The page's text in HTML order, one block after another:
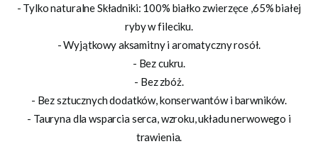
- Tylko naturalne Składniki: 100% białko zwierzęce ,65% białej
ryby w fileciku.
- Wyjątkowy aksamitny i aromatyczny rosół.
- Bez cukru.
- Bez zbóż.
- Bez sztucznych dodatków, konserwantów i barwników.
- Tauryna dla wsparcia serca, wzroku, układu nerwowego i
trawienia.